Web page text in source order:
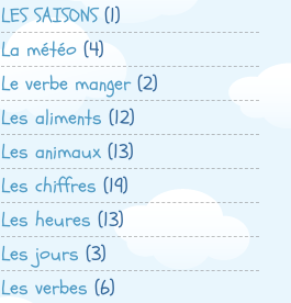
LES SAISONS (1)
La météo (4)
Le verbe manger (2)
Les aliments (12)
Les animaux (13)
Les chiffres (19)
Les heures (13)
Les jours (3)
Les verbes (6)